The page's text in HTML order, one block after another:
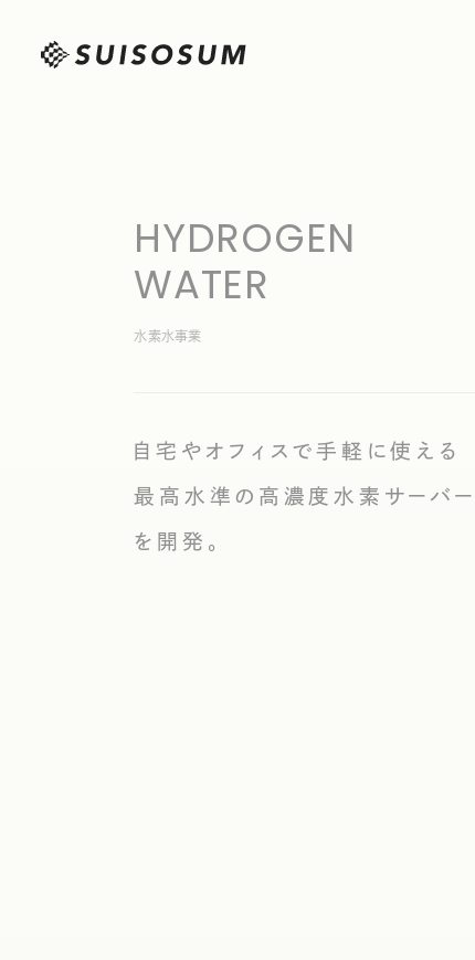
HYDROGEN
WATER
水素水事業
自宅やオフィスで手軽に使える
最高水準の高濃度水素サーバー
を開発。